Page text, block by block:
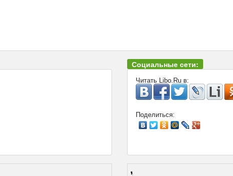
Социальные сети:
Читать Libo.Ru в:
Поделиться: